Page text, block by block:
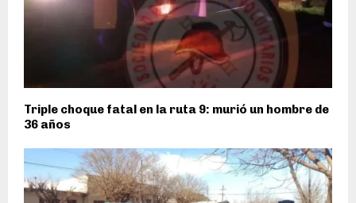
Triple choque fatal en la ruta 9: murió un hombre de
36 años